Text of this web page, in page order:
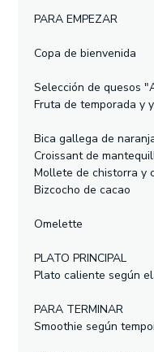
PARA EMPEZAR
Copa de bienvenida
Selección de quesos
Fruta de temporada y
Bica gallega de
Croissant de
Mollete de chistorra y
Bizcocho de cacao
Omelette
PLATO PRINCIPAL
Plato caliente según
PARA TERMINAR
Smoothie según